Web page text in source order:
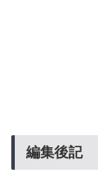
編集後記